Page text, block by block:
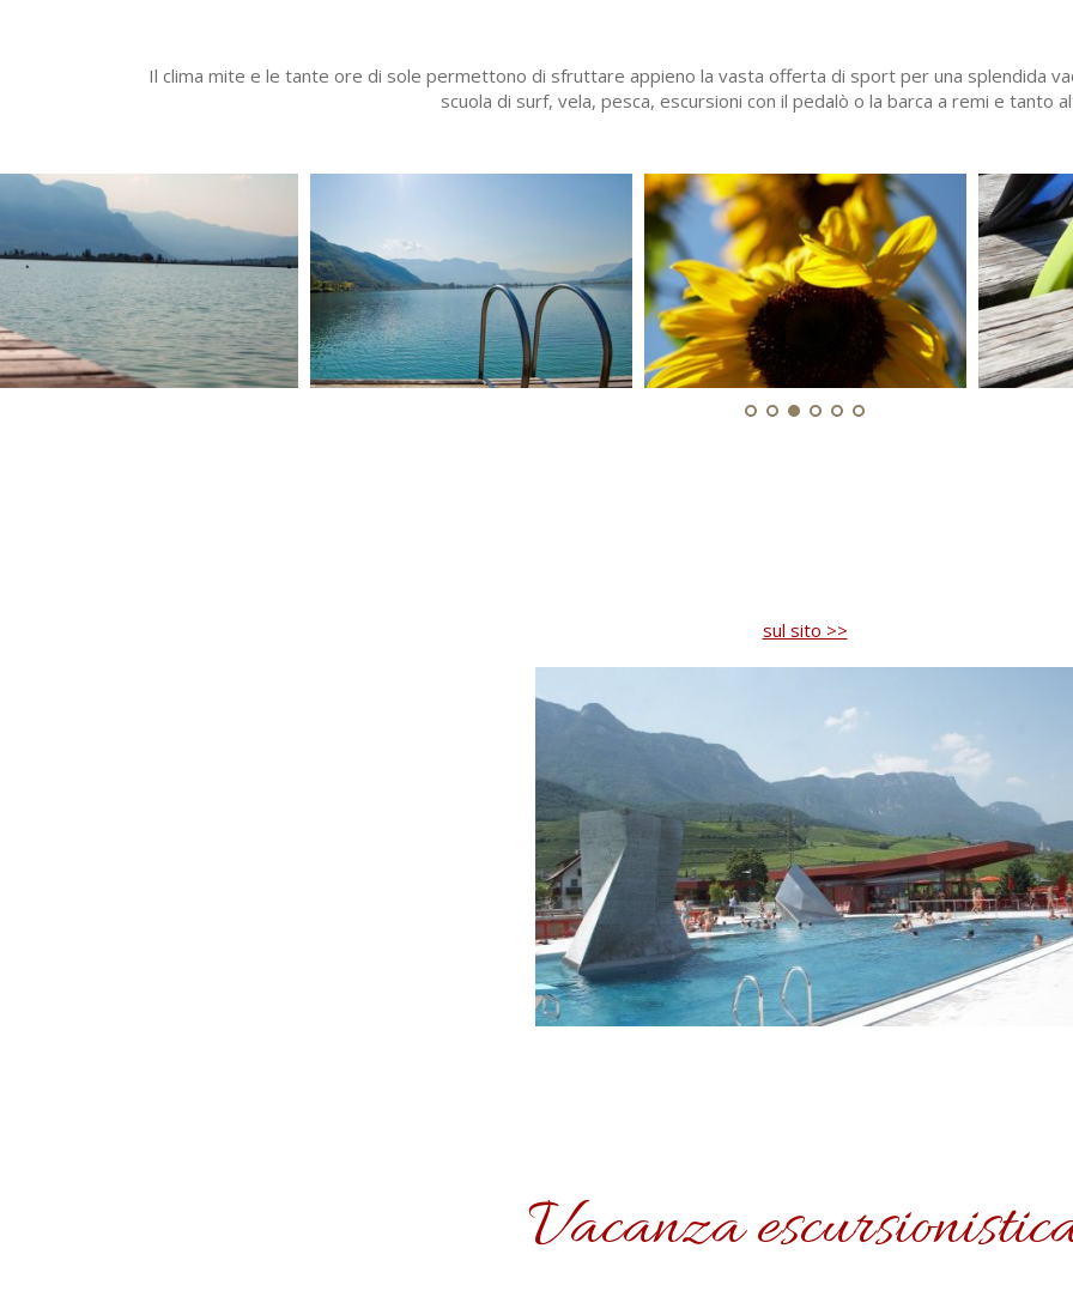
Il clima mite e le tante ore di sole permettono di sfruttare appieno la vasta offerta di sport per una splendida
scuola di surf, vela, pesca, escursioni con il pedalò o la barca a remi e tanto
sul sito >>
Vacanza